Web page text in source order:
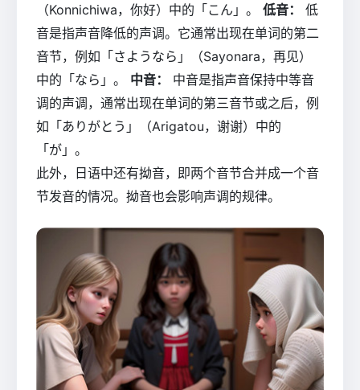
（Konnichiwa，你好）中的「こん」。 低音：
低
音是指声音降低的声调。它通常出现在单词的第二
音节，例如「さようなら」（Sayonara，再见）
中的「なら」。 中音：
中音是指声音保持中等音
调的声调，通常出现在单词的第三音节或之后，例
如「ありがとう」（Arigatou，谢谢）中的
「が」。
此外，日语中还有拗音，即两个音节合并成一个音
节发音的情况。拗音也会影响声调的规律。